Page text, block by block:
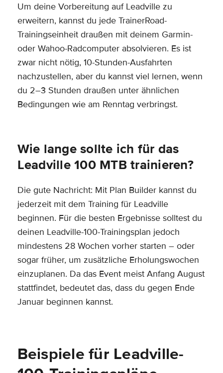
Um deine Vorbereitung auf Leadville zu
erweitern, kannst du jede TrainerRoad-
Trainingseinheit draußen mit deinem Garmin-
oder Wahoo-Radcomputer absolvieren. Es ist
zwar nicht nötig, 10-Stunden-Ausfahrten
nachzustellen, aber du kannst viel lernen, wenn
du 2–3 Stunden draußen unter ähnlichen
Bedingungen wie am Renntag verbringst.
Wie lange sollte ich für das
Leadville 100 MTB trainieren?
Die gute Nachricht: Mit Plan Builder kannst du
jederzeit mit dem Training für Leadville
beginnen. Für die besten Ergebnisse solltest du
deinen Leadville-100-Trainingsplan jedoch
mindestens 28 Wochen vorher starten – oder
sogar früher, um zusätzliche Erholungswochen
einzuplanen. Da das Event meist Anfang August
stattfindet, bedeutet das, dass du gegen Ende
Januar beginnen kannst.
Beispiele für Leadville-